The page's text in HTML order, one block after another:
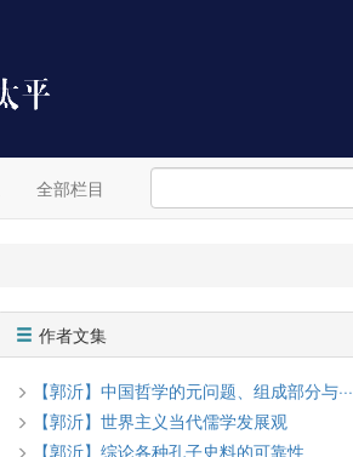
全部栏目
作者文集
【郭沂】中国哲学的元问题、组成部分与···
【郭沂】世界主义当代儒学发展观
【郭沂】综论各种孔子史料的可靠性